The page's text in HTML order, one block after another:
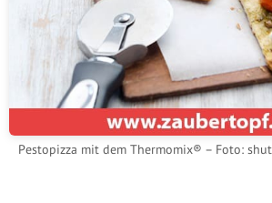
Pestopizza mit dem Thermomix® – Foto: